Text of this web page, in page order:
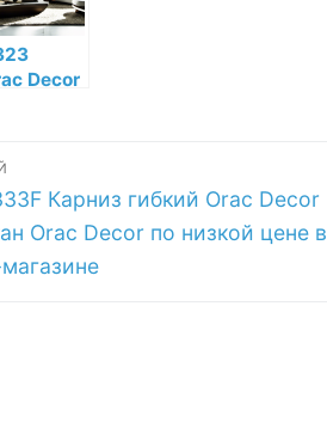
Decor
Карниз гибкий Orac Decor
Orac Decor по низкой цене в